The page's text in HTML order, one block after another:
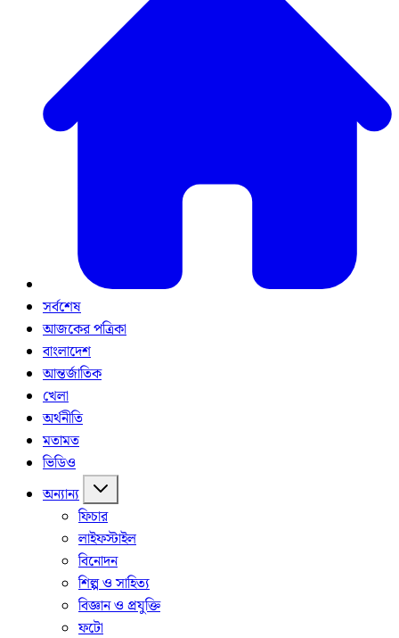
সর্বশেষ
আজকের পত্রিকা
বাংলাদেশ
আন্তর্জাতিক
খেলা
অর্থনীতি
মতামত
ভিডিও
অন্যান্য
ফিচার
লাইফস্টাইল
বিনোদন
শিল্প ও সাহিত্য
বিজ্ঞান ও প্রযুক্তি
ফটো